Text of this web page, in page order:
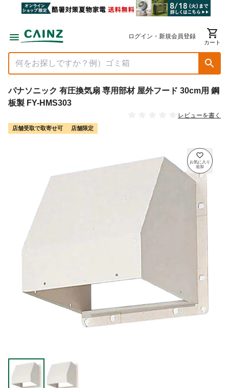
ログイン・新規会員登録
カート
パナソニック 有圧換気扇 専用部材 屋外フード 30cm用 鋼
板製 FY-HMS303
レビューを書く
店舗受取で取寄せ可 店舗限定